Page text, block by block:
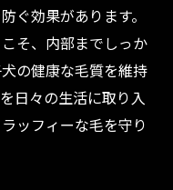
ぐ効果があります。
そ、内部までしっか
の健康な毛質を維持
日々の生活に取り入
ッフィーな毛を守り